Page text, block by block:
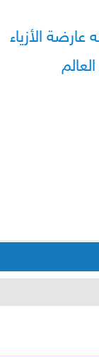
الأزياء